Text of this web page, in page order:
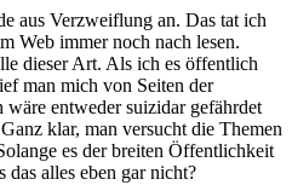
aus Verzweiflung an. Das tat ich
Web immer noch nach lesen.
dieser Art. Als ich es öffentlich
man mich von Seiten der
wäre entweder suizidar gefährdet
klar, man versucht die Themen
es der breiten Öffentlichkeit
das alles eben gar nicht?